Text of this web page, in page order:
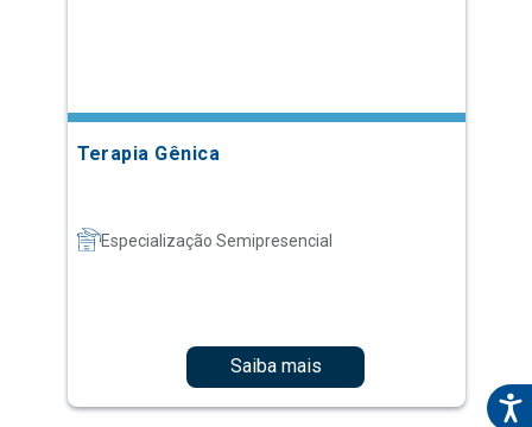
Terapia Gênica
Especialização Semipresencial
Saiba mais